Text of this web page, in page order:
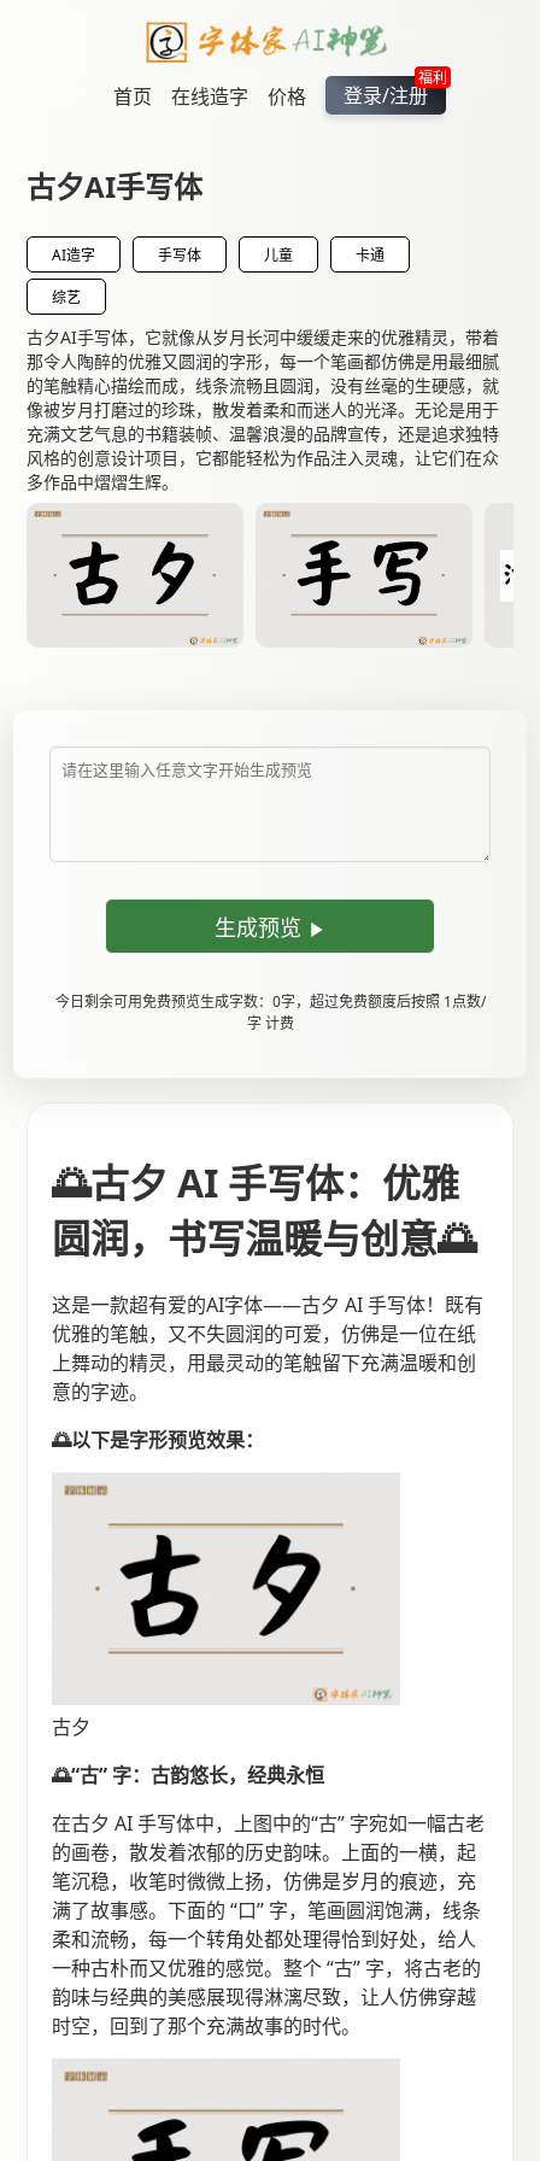
首页 在线造字 价格
福利
登录/注册
古夕AI手写体
AI造字 手写体 儿童 卡通
综艺
古夕AI手写体，它就像从岁月长河中缓缓走来的优雅精灵，带着
那令人陶醉的优雅又圆润的字形，每一个笔画都仿佛是用最细腻
的笔触精心描绘而成，线条流畅且圆润，没有丝毫的生硬感，就
像被岁月打磨过的珍珠，散发着柔和而迷人的光泽。无论是用于
充满文艺气息的书籍装帧、温馨浪漫的品牌宣传，还是追求独特
风格的创意设计项目，它都能轻松为作品注入灵魂，让它们在众
多作品中熠熠生辉。
生成预览
今日剩余可用免费预览生成字数：0字，超过免费额度后按照 1点数/
字 计费
🌅古夕 AI 手写体：优雅
圆润，书写温暖与创意🌅
这是一款超有爱的AI字体——古夕 AI 手写体！既有
优雅的笔触，又不失圆润的可爱，仿佛是一位在纸
上舞动的精灵，用最灵动的笔触留下充满温暖和创
意的字迹。
🌅以下是字形预览效果：
古夕
🌅“古” 字：古韵悠长，经典永恒
在古夕 AI 手写体中，上图中的“古” 字宛如一幅古老
的画卷，散发着浓郁的历史韵味。上面的一横，起
笔沉稳，收笔时微微上扬，仿佛是岁月的痕迹，充
满了故事感。下面的 “口” 字，笔画圆润饱满，线条
柔和流畅，每一个转角处都处理得恰到好处，给人
一种古朴而又优雅的感觉。整个 “古” 字，将古老的
韵味与经典的美感展现得淋漓尽致，让人仿佛穿越
时空，回到了那个充满故事的时代。